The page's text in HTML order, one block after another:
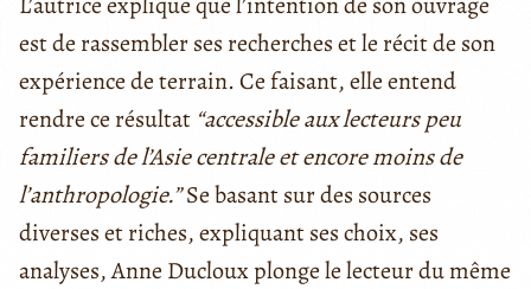
est de rassembler ses recherches et le récit de son
expérience de terrain. Ce faisant, elle entend
rendre ce résultat “accessible aux lecteurs peu
familiers de l’Asie centrale et encore moins de
l’anthropologie.”Se basant sur des sources
diverses et riches, expliquant ses choix, ses
analyses, Anne Ducloux plonge le lecteur du même